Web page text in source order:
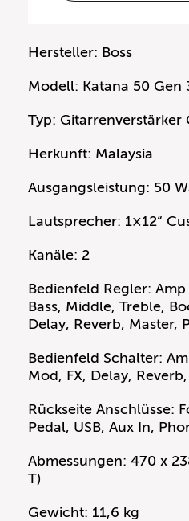
Hersteller: Boss
Modell: Katana 50 Gen
Typ: Gitarrenverstärker
Herkunft: Malaysia
Ausgangsleistung: 50
Lautsprecher: 1×12“
Kanäle: 2
Bedienfeld Regler:
Bass, Middle, Treble,
Delay, Reverb, Master,
Bedienfeld Schalter:
Mod, FX, Delay,
Rückseite Anschlüsse:
Pedal, USB, Aux In,
Abmessungen: 470 x
T)
Gewicht: 11,6 kg